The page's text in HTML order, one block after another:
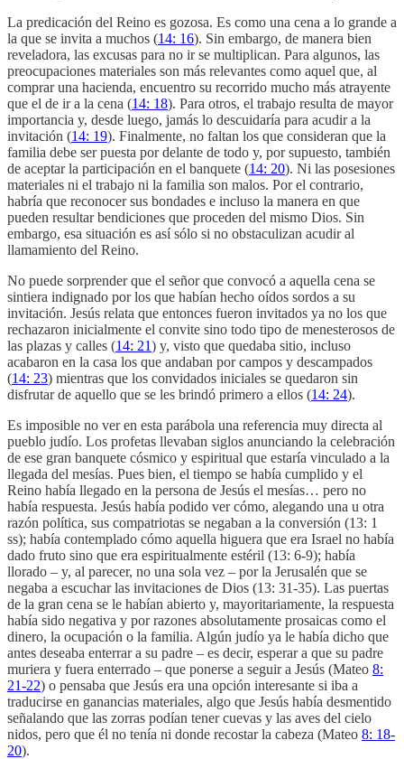
La predicación del Reino es gozosa. Es como una cena a lo grande a
la que se invita a muchos (14: 16). Sin embargo, de manera bien
reveladora, las excusas para no ir se multiplican. Para algunos, las
preocupaciones materiales son más relevantes como aquel que, al
comprar una hacienda, encuentro su recorrido mucho más atrayente
que el de ir a la cena (14: 18). Para otros, el trabajo resulta de mayor
importancia y, desde luego, jamás lo descuidaría para acudir a la
invitación (14: 19). Finalmente, no faltan los que consideran que la
familia debe ser puesta por delante de todo y, por supuesto, también
de aceptar la participación en el banquete (14: 20). Ni las posesiones
materiales ni el trabajo ni la familia son malos. Por el contrario,
habría que reconocer sus bondades e incluso la manera en que
pueden resultar bendiciones que proceden del mismo Dios. Sin
embargo, esa situación es así sólo si no obstaculizan acudir al
llamamiento del Reino.
No puede sorprender que el señor que convocó a aquella cena se
sintiera indignado por los que habían hecho oídos sordos a su
invitación. Jesús relata que entonces fueron invitados ya no los que
rechazaron inicialmente el convite sino todo tipo de menesterosos de
las plazas y calles (14: 21) y, visto que quedaba sitio, incluso
acabaron en la casa los que andaban por campos y descampados
(14: 23) mientras que los convidados iniciales se quedaron sin
disfrutar de aquello que se les brindó primero a ellos (14: 24).
Es imposible no ver en esta parábola una referencia muy directa al
pueblo judío. Los profetas llevaban siglos anunciando la celebración
de ese gran banquete cósmico y espiritual que estaría vinculado a la
llegada del mesías. Pues bien, el tiempo se había cumplido y el
Reino había llegado en la persona de Jesús el mesías… pero no
había respuesta. Jesús había podido ver cómo, alegando una u otra
razón política, sus compatriotas se negaban a la conversión (13: 1
ss); había contemplado cómo aquella higuera que era Israel no había
dado fruto sino que era espiritualmente estéril (13: 6-9); había
llorado – y, al parecer, no una sola vez – por la Jerusalén que se
negaba a escuchar las invitaciones de Dios (13: 31-35). Las puertas
de la gran cena se le habían abierto y, mayoritariamente, la respuesta
había sido negativa y por razones absolutamente prosaicas como el
dinero, la ocupación o la familia. Algún judío ya le había dicho que
antes deseaba enterrar a su padre – es decir, esperar a que su padre
muriera y fuera enterrado – que ponerse a seguir a Jesús (Mateo 8:
21-22) o pensaba que Jesús era una opción interesante si iba a
traducirse en ganancias materiales, algo que Jesús había desmentido
señalando que las zorras podían tener cuevas y las aves del cielo
nidos, pero que él no tenía ni donde recostar la cabeza (Mateo 8: 18-
20).